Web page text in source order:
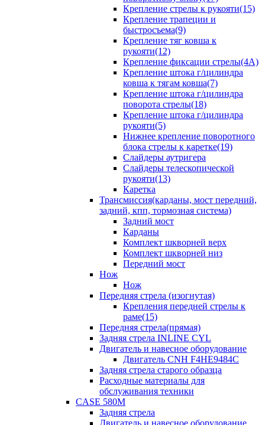
Крепление стрелы к рукояти(15)
Крепление трапеции и
быстросъема(9)
Крепление тяг ковша к
рукояти(12)
Крепление фиксации стрелы(4A)
Крепление штока г/цилиндра
ковша к тягам ковша(7)
Крепление штока г/цилиндра
поворота стрелы(18)
Крепление штока г/цилиндра
рукояти(5)
Нижнее крепление поворотного
блока стрелы к каретке(19)
Слайдеры аутригера
Слайдеры телескопической
рукояти(13)
Каретка
Трансмиссия(карданы, мост передний,
задний, кпп, тормозная система)
Задний мост
Карданы
Комплект шкворней верх
Комплект шкворней низ
Передний мост
Нож
Нож
Передняя стрела (изогнутая)
Крепления передней стрелы к
раме(15)
Передняя стрела(прямая)
Задняя стрела INLINE CYL
Двигатель и навесное оборудование
Двигатель CNH F4HE9484C
Задняя стрела старого образца
Расходные материалы для
обслуживания техники
CASE 580M
Задняя стрела
Двигатель и навесное оборудование